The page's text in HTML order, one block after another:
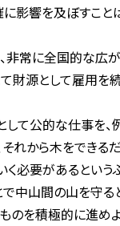
影響を及ぼすこと
非常に全国的な広
財源として雇用
して公的な仕事を
それから木をでき
必要があるという
で中山間の山を守
のを積極的に進め